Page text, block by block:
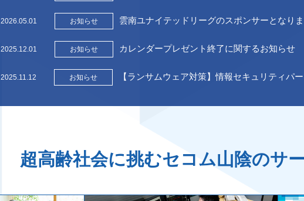
2026.05.01 お知らせ 雲南ユナイテッドリーグのスポンサーとなり
2025.12.01 お知らせ カレンダープレゼント終了に関するお知らせ
2025.11.12 お知らせ 【ランサムウェア対策】情報セキュリティパ
超高齢社会に挑むセコム山陰のサ